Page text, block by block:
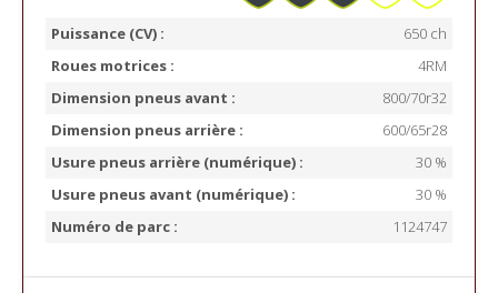
Puissance (CV) :
650 ch
Roues motrices :
4RM
Dimension pneus avant :
800/70r32
Dimension pneus arrière :
600/65r28
Usure pneus arrière (numérique) :
30 %
Usure pneus avant (numérique) :
30 %
Numéro de parc :
1124747